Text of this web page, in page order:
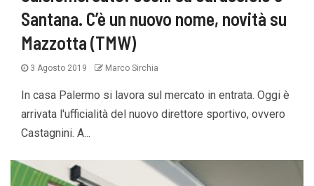
Santana. C’è un nuovo nome, novità su
Mazzotta (TMW)
3 Agosto 2019 Marco Sirchia
In casa Palermo si lavora sul mercato in entrata. Oggi è
arrivata l'ufficialità del nuovo direttore sportivo, ovvero
Castagnini. A...